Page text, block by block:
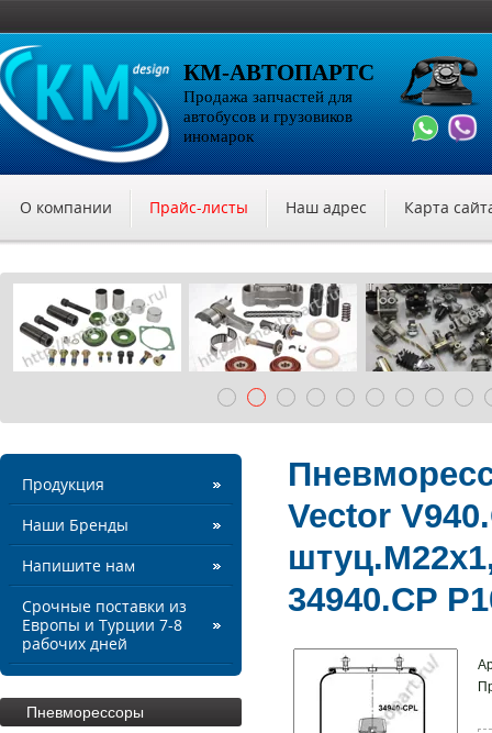
КМ-АВТОПАРТС
Продажа запчастей для
автобусов и грузовиков
иномарок
О компании Прайс-листы Наш адрес Карта
Vector
34940.CP
Продукция
Наши Бренды
Напишите нам
Срочные поставки из
Европы и Турции 7-8
рабочих дней
Пневморессоры